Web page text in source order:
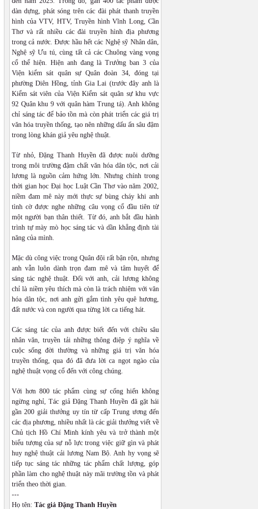
dàn dựng, phát sóng trên các đài phát thanh truyền
hình của VTV, HTV, Truyền hình Vĩnh Long, Cần
Thơ và rất nhiều các đài truyền hình địa phương
trong cả nước. Được hầu hết các Nghệ sỹ Nhân dân,
Nghệ sỹ Ưu tú, cùng tất cả các Chuông vàng vọng
cổ thể hiện. Hiện anh đang là Trưởng ban 3 của
Viện kiểm sát quân sự Quân đoàn 34, đóng tại
phường Diên Hồng, tỉnh Gia Lai (trước đây anh là
Kiểm sát viên của Viện Kiểm sát quân sự khu vực
92 Quân khu 9 với quân hàm Trung tá). Anh không
chỉ sáng tác để bảo tồn mà còn phát triển các giá trị
văn hóa truyền thống, tạo nên những dấu ấn sâu đậm
trong lòng khán giả yêu nghệ thuật.
Từ nhỏ, Đặng Thanh Huyền đã được nuôi dưỡng
trong môi trường đậm chất văn hóa dân tộc, nơi cải
lương là nguồn cảm hứng lớn. Nhưng chính trong
thời gian học Đại học Luật Cần Thơ vào năm 2002,
niềm đam mê này mới thực sự bùng cháy khi anh
tình cờ được nghe những câu vọng cổ đầu tiên từ
một người bạn thân thiết. Từ đó, anh bắt đầu hành
trình tự mày mò học sáng tác và dần khẳng định tài
năng của mình.
Mặc dù công việc trong Quân đội rất bận rộn, nhưng
anh vẫn luôn dành trọn đam mê và tâm huyết để
sáng tác nghệ thuật. Đối với anh, cải lương không
chỉ là niềm yêu thích mà còn là trách nhiệm với văn
hóa dân tộc, nơi anh gửi gắm tình yêu quê hương,
đất nước và con người qua từng lời ca tiếng hát.
Các sáng tác của anh được biết đến với chiều sâu
nhân văn, truyền tải những thông điệp ý nghĩa về
cuộc sống đời thường và những giá trị văn hóa
truyền thống, qua đó đã đưa lời ca ngọt ngào của
nghệ thuật vọng cổ đến với công chúng.
Với hơn 800 tác phẩm cùng sự cống hiến không
ngừng nghỉ, Tác giả Đặng Thanh Huyền đã gặt hái
gần 200 giải thưởng uy tín từ cấp Trung ương đến
các địa phương, nhiều nhất là các giải thưởng viết về
Chủ tịch Hồ Chí Minh kính yêu và trở thành một
biểu tượng của sự nỗ lực trong việc giữ gìn và phát
huy nghệ thuật cải lương Nam Bộ. Anh hy vọng sẽ
tiếp tục sáng tác những tác phẩm chất lượng, góp
phần làm cho nghệ thuật này mãi trường tồn và phát
triển theo thời gian.
---
Họ tên: Tác giả Đặng Thanh Huyền